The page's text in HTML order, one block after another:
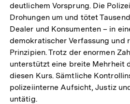
deutlichem Vorsprung. Die
Drohungen um und tötet
Dealer und Konsumenten – in
demokratischer Verfassung und
Prinzipien. Trotz der enormen
unterstützt eine breite Mehrheit
diesen Kurs. Sämtliche
polizeiinterne Aufsicht, Justiz
untätig.